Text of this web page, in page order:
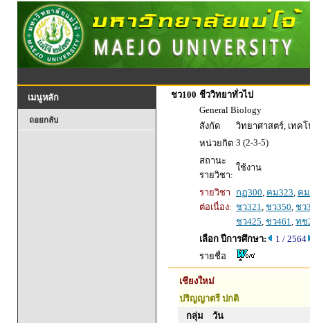
เมนูหลัก
ถอยกลับ
ชว100 ชีววิทยาทั่วไป
General Biology
สังกัด
วิทยาศาสตร์, เทค
หน่วยกิต 3 (2-3-5)
สถานะ
รายวิชา:
ใช้งาน
รายวิชา
ต่อเนื่อง:
กฏ300, คม323, ค
ชว321, ชว350, ชว
ชว425, ชว461, ทช
เลือก ปีการศึกษา:
1 / 2564
รายชื่อ
เชียงใหม่
ปริญญาตรี ปกติ
กลุ่ม
วัน